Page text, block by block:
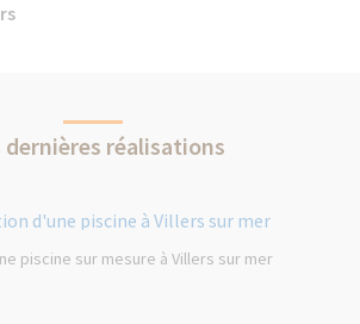
dernières réalisations
piscine sur mesure à Villers sur mer